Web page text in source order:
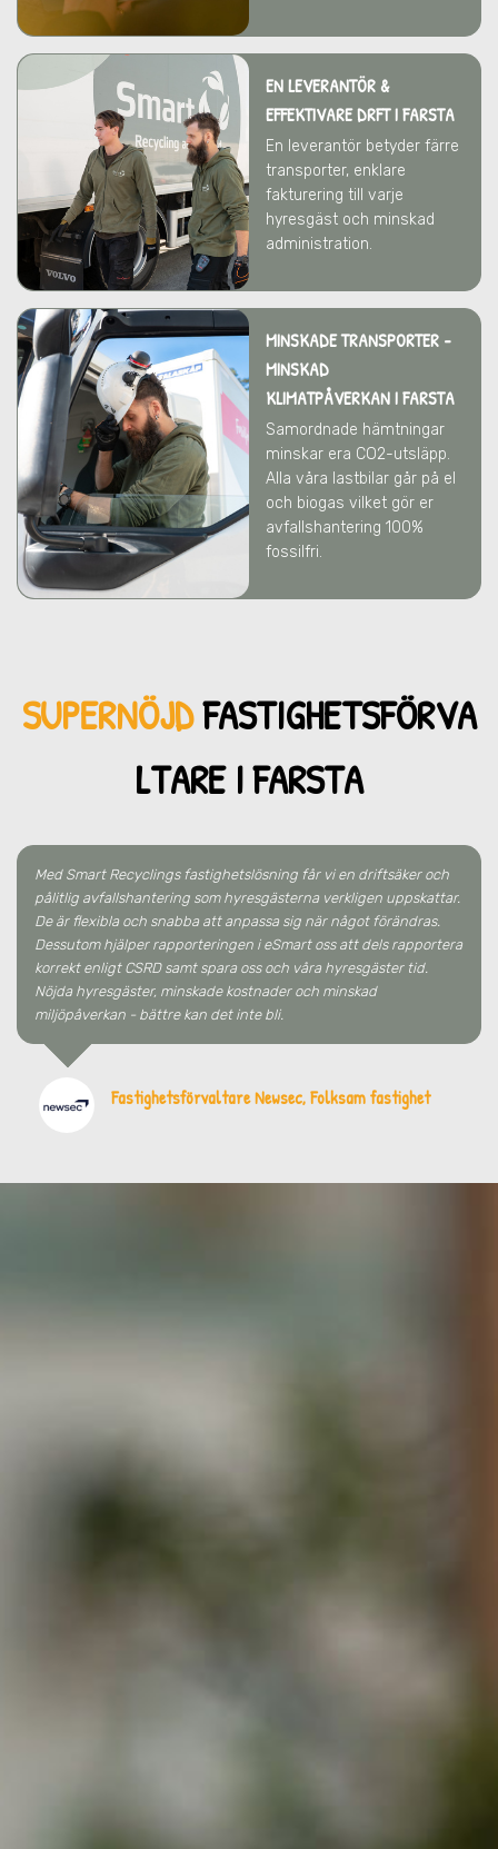
EN LEVERANTÖR &
EFFEKTIVARE DRFTI FARSTA
En leverantör betyder färre
transporter, enklare
fakturering till varje
hyresgäst och minskad
administration.
MINSKADE TRANSPORTER -
MINSKAD
KLIMATPÅVERKANI FARSTA
Samordnade hämtningar
minskar era CO2-utsläpp.
Alla våra lastbilar går på el
och biogas vilket gör er
avfallshantering 100%
fossilfri.
SUPERNÖJDFASTIGHETSFÖRVA
LTARE I FARSTA
Med Smart Recyclings fastighetslösning får vi en driftsäker och
pålitlig avfallshantering som hyresgästerna verkligen uppskattar.
De är flexibla och snabba att anpassa sig när något förändras.
Dessutom hjälper rapporteringen i eSmart oss att dels rapportera
korrekt enligt CSRD samt spara oss och våra hyresgäster tid.
Nöjda hyresgäster, minskade kostnader och minskad
miljöpåverkan - bättre kan det inte bli.
Fastighetsförvaltare Newsec, Folksam fastighet